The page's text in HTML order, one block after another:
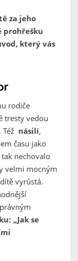
za jeho
prohřešku
který vás
rodiče
tresty vedou
násilí,
času jako
nechovalo
velmi mocným
vyrůstá.
„Jak se